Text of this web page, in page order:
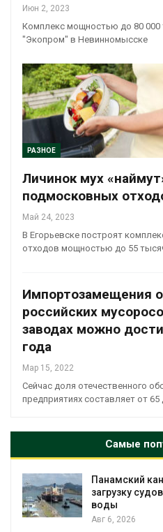
Июн 2, 2023
Комплекс мощностью до 80 000
"Экопром" в Невинномысске
РАЗНОЕ
Личинок мух
подмосковных
Май 24, 2023
В Егорьевске построят
отходов мощностью до 55
Импортозамещения
российских
заводах можно
года
Мар 15, 2022
Сейчас доля отечественного
предприятиях составляет от
Самые
Панамский
загрузку
воды
Авг 6, 2026